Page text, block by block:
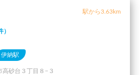
駅から3.63km
）
伊納駅
砂台３丁目８−３